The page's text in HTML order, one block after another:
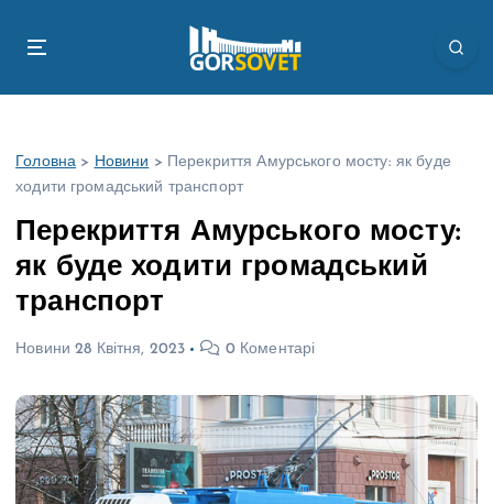
Головна > Новини >
Перекриття Амурського мосту: як буде
ходити громадський транспорт
Перекриття Амурського мосту:
як буде ходити громадський
транспорт
Новини 28 Квітня, 2023 0 Коментарі